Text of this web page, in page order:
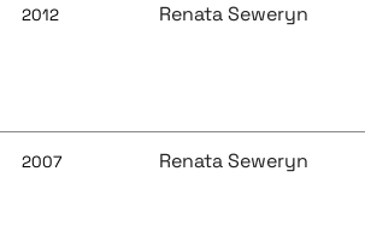
2012 Renata Seweryn
2007 Renata Seweryn